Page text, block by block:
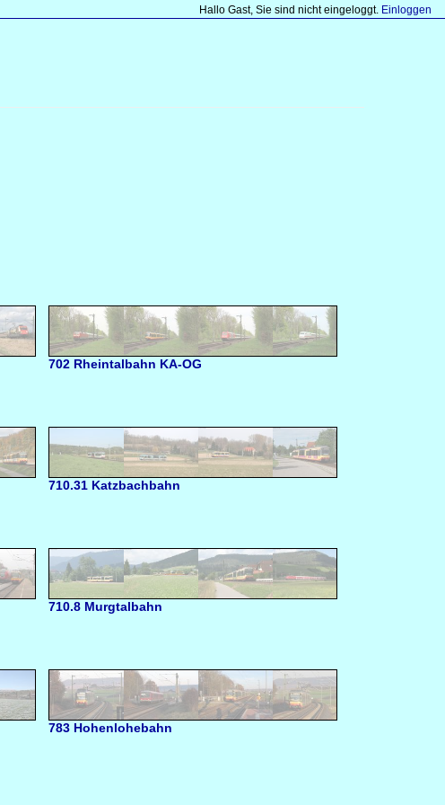
Hallo Gast, Sie sind nicht eingeloggt. Einloggen
702 Rheintalbahn KA-OG
710.31 Katzbachbahn
710.8 Murgtalbahn
783 Hohenlohebahn